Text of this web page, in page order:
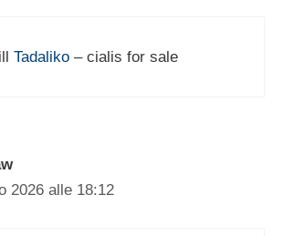
Tadaliko – cialis for sale
2026 alle 18:12